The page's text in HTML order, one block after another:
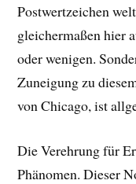
Postwertzeichen
gleichermaßen hier
oder wenigen.
Zuneigung zu
von Chicago, ist
Die Verehrung für
Phänomen. Dieser